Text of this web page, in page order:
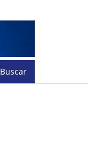
Buscar